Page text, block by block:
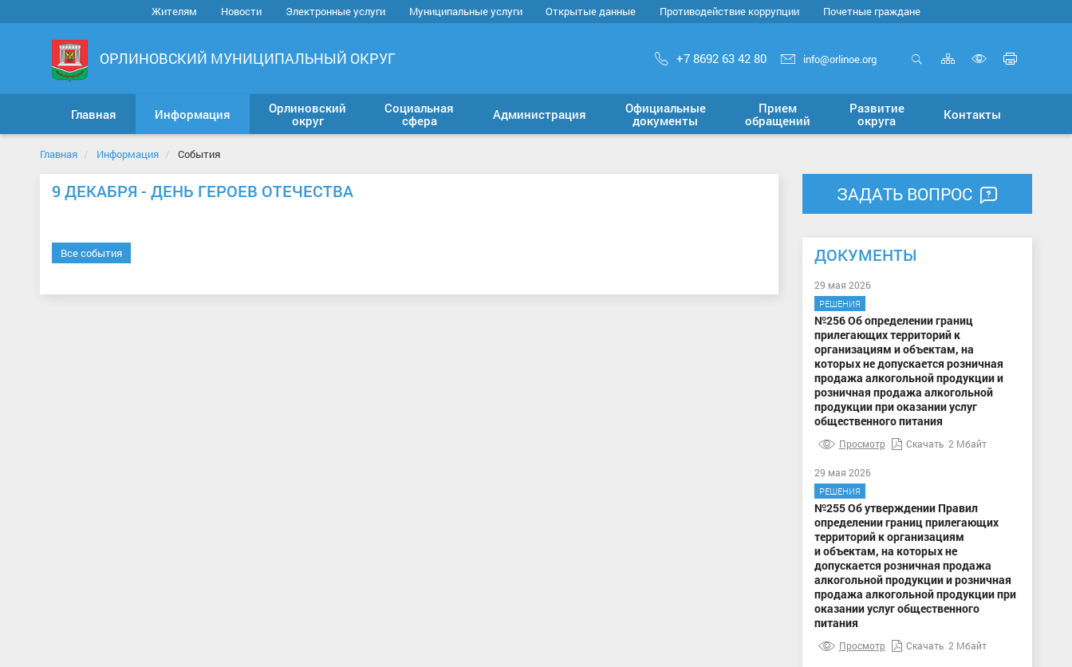
Жителям Новости Электронные услуги Муниципальные услуги Открытые данные Противодействие коррупции Почетные граждане
ОРЛИНОВСКИЙ МУНИЦИПАЛЬНЫЙ ОКРУГ +7 8692 63 42 80 info@orlinoe.org Карта
сайта
версию
для
Главная Информация
Орлиновский
округ
Социальная
сфера
Администрация
Официальные
документы
Прием
обращений
Развитие
округа
Контакты
Главная Информация События
9 ДЕКАБРЯ - ДЕНЬ ГЕРОЕВ ОТЕЧЕСТВА
Все события
ЗАДАТЬ ВОПРОС
ДОКУМЕНТЫ
29 мая 2026
РЕШЕНИЯ
№256 Об определении границ
прилегающих территорий к
организациям и объектам, на
которых не допускается розничная
продажа алкогольной продукции и
розничная продажа алкогольной
продукции при оказании услуг
общественного питания
Просмотр Скачать 2 Мбайт
29 мая 2026
РЕШЕНИЯ
№255 Об утверждении Правил
определении границ прилегающих
территорий к организациям
и объектам, на которых не
допускается розничная продажа
алкогольной продукции и розничная
продажа алкогольной продукции при
оказании услуг общественного
питания
Просмотр Скачать 2 Мбайт